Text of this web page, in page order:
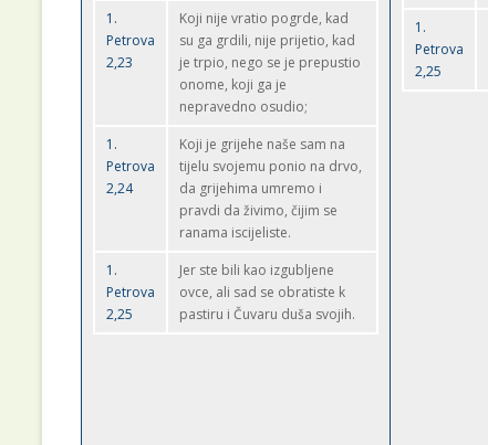
1.
Petrova
2,23
Koji nije vratio pogrde, kad
su ga grdili, nije prijetio, kad
je trpio, nego se je prepustio
onome, koji ga je
nepravedno osudio;
1.
Petrova
2,24
Koji je grijehe naše sam na
tijelu svojemu ponio na drvo,
da grijehima umremo i
pravdi da živimo, čijim se
ranama iscijeliste.
1.
Petrova
2,25
Jer ste bili kao izgubljene
ovce, ali sad se obratiste k
pastiru i Čuvaru duša svojih.
1.
Petrova
2,25